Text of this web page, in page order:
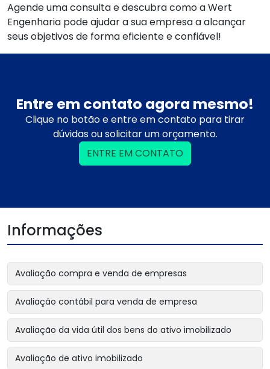
Agende uma consulta e descubra como a Wert
Engenharia pode ajudar a sua empresa a alcançar
seus objetivos de forma eficiente e confiável!
Entre em contato agora mesmo!
Clique no botão e entre em contato para tirar
dúvidas ou solicitar um orçamento.
ENTRE EM CONTATO
Informações
Avaliação compra e venda de empresas
Avaliação contábil para venda de empresa
Avaliação da vida útil dos bens do ativo imobilizado
Avaliação de ativo imobilizado